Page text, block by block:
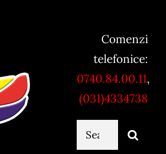
Comenzi
telefonice:
0740.84.00.11,
(031)4334738
Cautare...